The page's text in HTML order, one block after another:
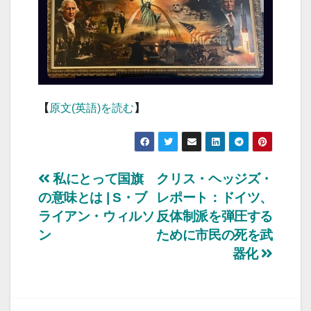
【 原文(英語)を読む 】
投
稿
ナ
クリス・ヘッジズ・
レポート：ドイツ、
反体制派を弾圧する
ために市民の死を武
器化
私にとって国旗
の意味とは | S・ブ
ライアン・ウィルソ
ン